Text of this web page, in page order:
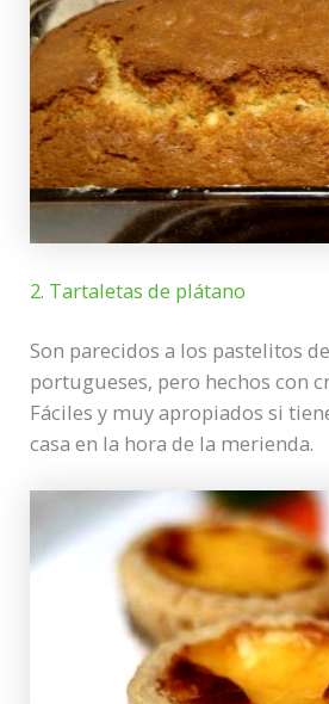
2. Tartaletas de plátano
Son parecidos a los pastelitos
portugueses, pero hechos con
Fáciles y muy apropiados si
casa en la hora de la merienda.